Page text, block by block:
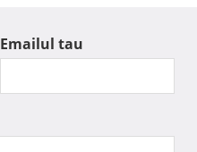
Emailul tau